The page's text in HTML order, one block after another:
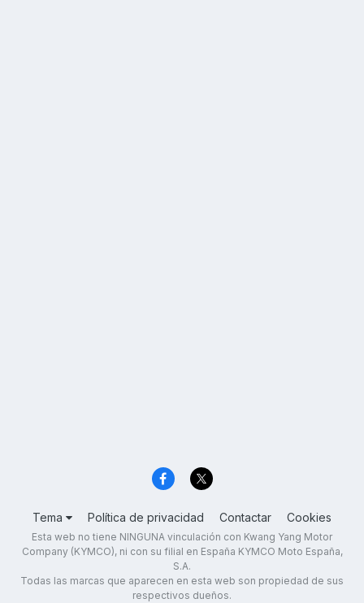
Tema Política de privacidad Contactar Cookies
Esta web no tiene NINGUNA vinculación con Kwang Yang Motor
Company (KYMCO), ni con su filial en España KYMCO Moto España,
S.A.
Todas las marcas que aparecen en esta web son propiedad de sus
respectivos dueños.